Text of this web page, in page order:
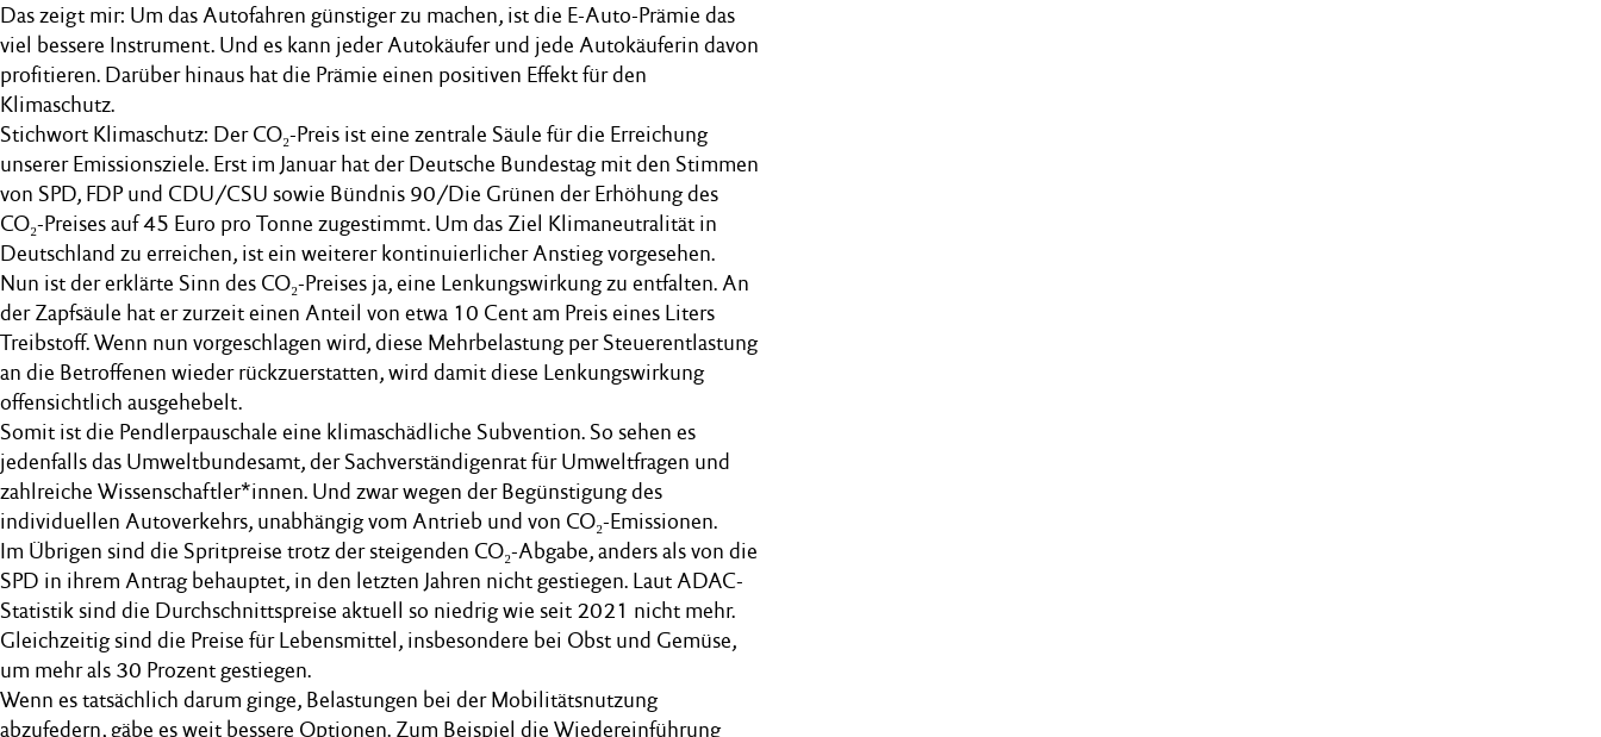
Das zeigt mir: Um das Autofahren günstiger zu machen, ist die E-Auto-Prämie das
viel bessere Instrument. Und es kann jeder Autokäufer und jede Autokäuferin davon
profitieren. Darüber hinaus hat die Prämie einen positiven Effekt für den
Klimaschutz.
Stichwort Klimaschutz: Der CO₂-Preis ist eine zentrale Säule für die Erreichung
unserer Emissionsziele. Erst im Januar hat der Deutsche Bundestag mit den Stimmen
von SPD, FDP und CDU/CSU sowie Bündnis 90/Die Grünen der Erhöhung des
CO₂-Preises auf 45 Euro pro Tonne zugestimmt. Um das Ziel Klimaneutralität in
Deutschland zu erreichen, ist ein weiterer kontinuierlicher Anstieg vorgesehen.
Nun ist der erklärte Sinn des CO₂-Preises ja, eine Lenkungswirkung zu entfalten. An
der Zapfsäule hat er zurzeit einen Anteil von etwa 10 Cent am Preis eines Liters
Treibstoff. Wenn nun vorgeschlagen wird, diese Mehrbelastung per Steuerentlastung
an die Betroffenen wieder rückzuerstatten, wird damit diese Lenkungswirkung
offensichtlich ausgehebelt.
Somit ist die Pendlerpauschale eine klimaschädliche Subvention. So sehen es
jedenfalls das Umweltbundesamt, der Sachverständigenrat für Umweltfragen und
zahlreiche Wissenschaftler*innen. Und zwar wegen der Begünstigung des
individuellen Autoverkehrs, unabhängig vom Antrieb und von CO₂-Emissionen.
Im Übrigen sind die Spritpreise trotz der steigenden CO₂-Abgabe, anders als von die
SPD in ihrem Antrag behauptet, in den letzten Jahren nicht gestiegen. Laut ADAC-
Statistik sind die Durchschnittspreise aktuell so niedrig wie seit 2021 nicht mehr.
Gleichzeitig sind die Preise für Lebensmittel, insbesondere bei Obst und Gemüse,
um mehr als 30 Prozent gestiegen.
Wenn es tatsächlich darum ginge, Belastungen bei der Mobilitätsnutzung
abzufedern, gäbe es weit bessere Optionen. Zum Beispiel die Wiedereinführung